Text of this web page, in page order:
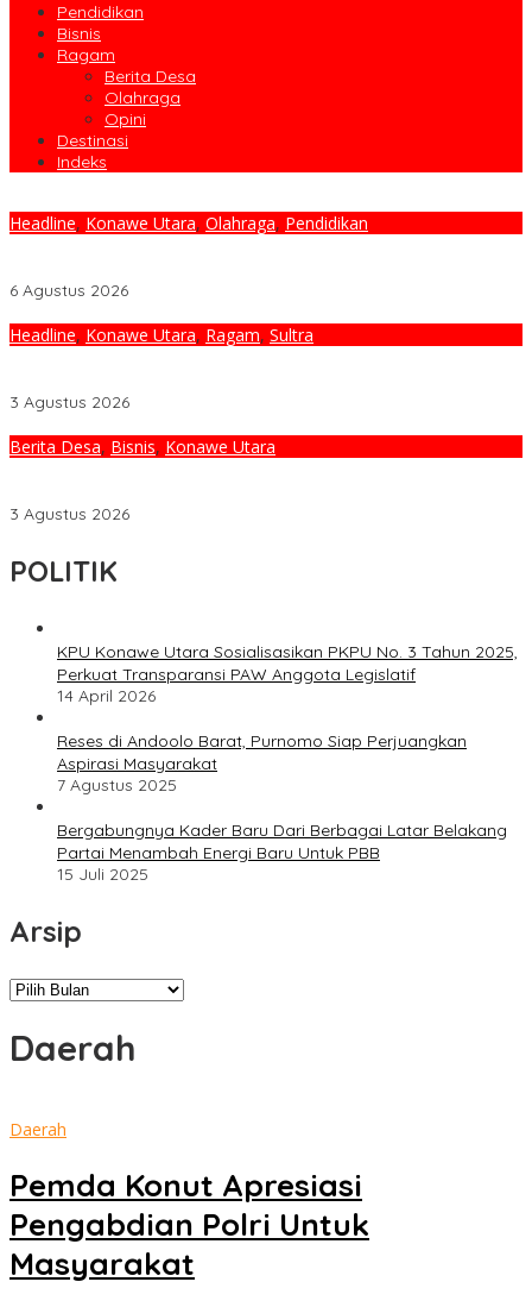
Pendidikan
Bisnis
Ragam
Berita Desa
Olahraga
Opini
Destinasi
Indeks
Headline, Konawe Utara, Olahraga, Pendidikan
6 Agustus 2026
Headline, Konawe Utara, Ragam, Sultra
3 Agustus 2026
Berita Desa, Bisnis, Konawe Utara
3 Agustus 2026
POLITIK
KPU Konawe Utara Sosialisasikan PKPU No. 3 Tahun 2025,
Perkuat Transparansi PAW Anggota Legislatif
14 April 2026
Reses di Andoolo Barat, Purnomo Siap Perjuangkan
Aspirasi Masyarakat
7 Agustus 2025
Bergabungnya Kader Baru Dari Berbagai Latar Belakang
Partai Menambah Energi Baru Untuk PBB
15 Juli 2025
Arsip
Arsip
Daerah
Daerah
Pemda Konut Apresiasi
Pengabdian Polri Untuk
Masyarakat